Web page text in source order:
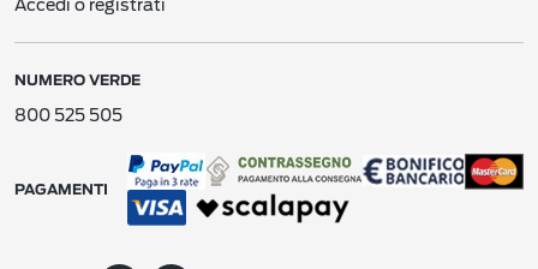
Moduli di registrazione offline
Interazioni pubblicitarie
esempio, potremmo ricevere informazioni su una vostra possibile interazione
Dati creati da noi. Nel contesto delle nostre relazioni, potremmo creare alcuni
Dati Personali che si riferiscono a voi (ad esempio dati che si riferiscono ai vostri
acquisti ricavati dai nostri siti web).
di mercato (se il feedback non viene raccolto in forma anonima), aggregatori di
Accedi o registrati
NUMERO VERDE
800 525 505
PAGAMENTI